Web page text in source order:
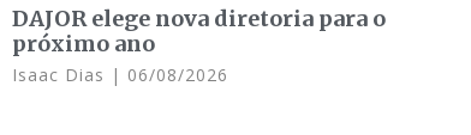
DAJOR elege nova diretoria para o
próximo ano
Isaac Dias 06/08/2026